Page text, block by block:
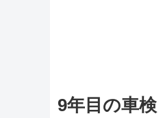
9年目の車検